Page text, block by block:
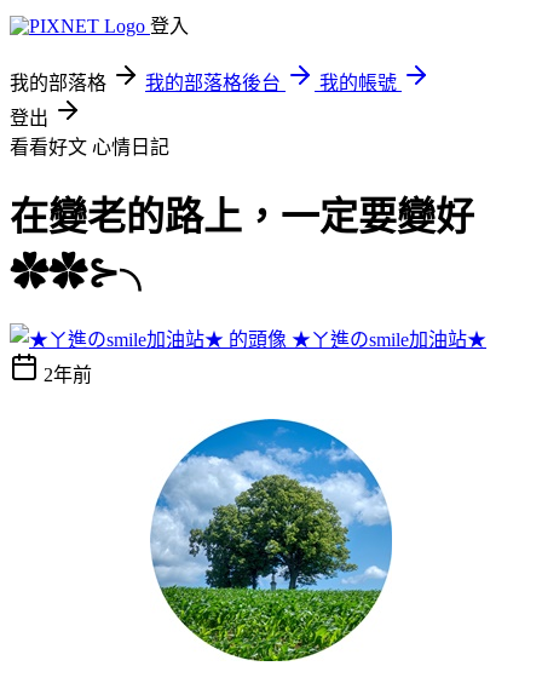
登入
我的部落格 我的部落格後台
我的帳號
登出
看看好文 心情日記
在變老的路上，一定要變好
✿✿⊱╮
★ㄚ進のsmile加油站★
2年前